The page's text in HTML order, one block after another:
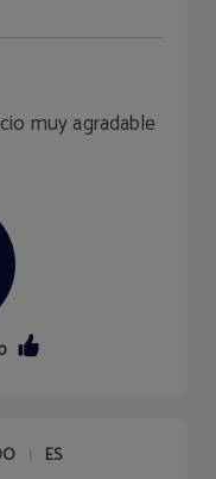
muy agradable
|
ES